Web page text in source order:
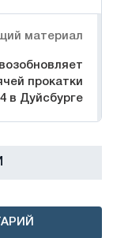
материал
прокатки
в Дуйсбурге